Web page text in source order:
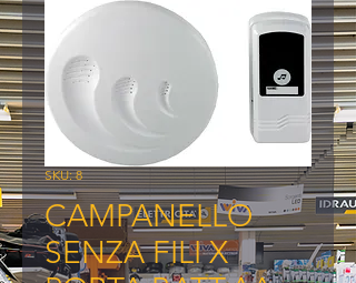
SKU: 8
CAMPANELLO
SENZA FILI X